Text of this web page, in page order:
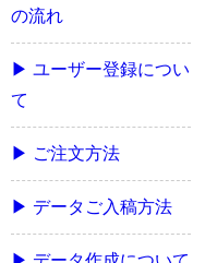
の流れ
▶ ユーザー登録につい
て
▶ ご注文方法
▶ データご入稿方法